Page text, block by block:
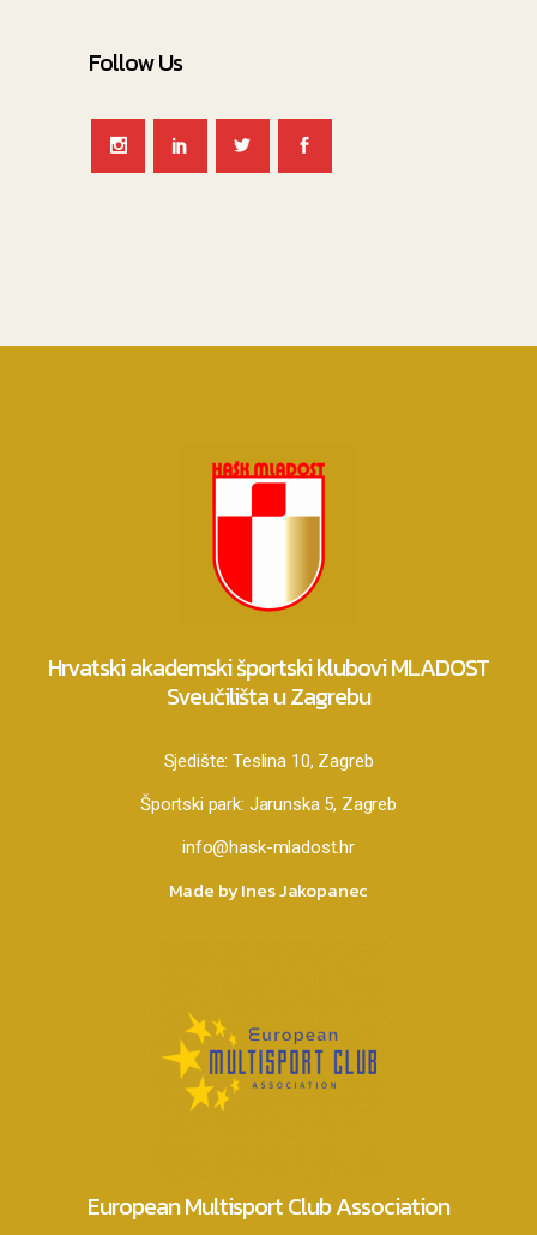
Follow Us
Hrvatski akademski športski klubovi MLADOST
Sveučilišta u Zagrebu
Sjedište:Teslina 10, Zagreb
Športski park: Jarunska 5, Zagreb
info@hask-mladost.hr
Made by Ines Jakopanec
European Multisport Club Association